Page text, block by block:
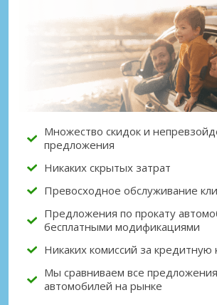
Множество скидок и
предложения
Никаких скрытых затрат
Превосходное обслуживание
Предложения по прокату
бесплатными модификациями
Никаких комиссий за кредитную
Мы сравниваем все
автомобилей на рынке
Лучшие сбережения
Получите доступ к
предложениям партнёров
Войти с помощью